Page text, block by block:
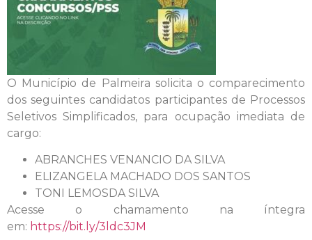
O Município de Palmeira solicita o comparecimento
dos seguintes candidatos participantes de Processos
Seletivos Simplificados, para ocupação imediata de
cargo:
ABRANCHES VENANCIO DA SILVA
ELIZANGELA MACHADO DOS SANTOS
TONI LEMOSDA SILVA
Acesse o chamamento na íntegra
em: https://bit.ly/3ldc3JM